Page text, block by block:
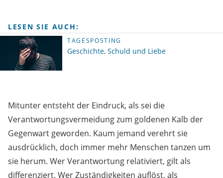
LESEN SIE AUCH:
TAGESPOSTING
Geschichte, Schuld und Liebe
Mitunter entsteht der Eindruck, als sei die
Verantwortungsvermeidung zum goldenen Kalb der
Gegenwart geworden. Kaum jemand verehrt sie
ausdrücklich, doch immer mehr Menschen tanzen um
sie herum. Wer Verantwortung relativiert, gilt als
differenziert. Wer Zuständigkeiten auflöst, als